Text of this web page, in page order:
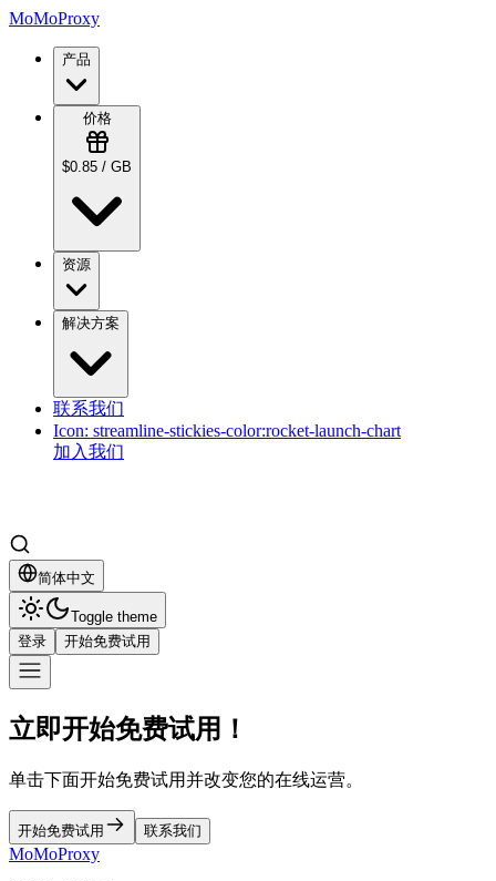
MoMoProxy
产品
价格
$0.85 / GB
资源
解决方案
联系我们
Icon: streamline-stickies-color:rocket-launch-chart
加入我们
简体中文
Toggle theme
登录
开始免费试用
立即开始免费试用！
单击下面开始免费试用并改变您的在线运营。
开始免费试用 联系我们
MoMoProxy